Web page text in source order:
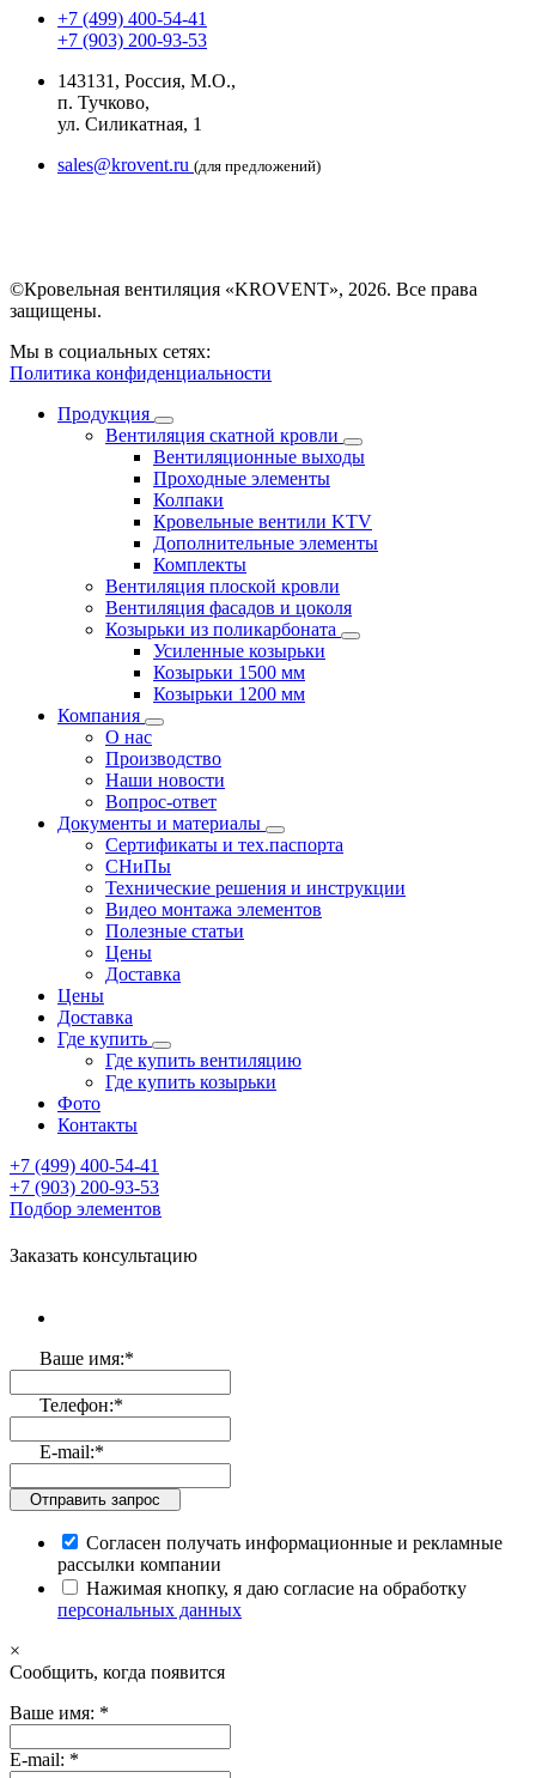
+7 (499) 400-54-41
+7 (903) 200-93-53
143131, Россия, М.О.,
п. Тучково,
ул. Силикатная, 1
sales@krovent.ru (для предложений)
©Кровельная вентиляция «KROVENT», 2026. Все права
защищены.
Мы в социальных сетях:
Политика конфиденциальности
Продукция
Вентиляция скатной кровли
Вентиляционные выходы
Проходные элементы
Колпаки
Кровельные вентили KTV
Дополнительные элементы
Комплекты
Вентиляция плоской кровли
Вентиляция фасадов и цоколя
Козырьки из поликарбоната
Усиленные козырьки
Козырьки 1500 мм
Козырьки 1200 мм
Компания
О нас
Производство
Наши новости
Вопрос-ответ
Документы и материалы
Сертификаты и тех.паспорта
СНиПы
Технические решения и инструкции
Видео монтажа элементов
Полезные статьи
Цены
Доставка
Цены
Доставка
Где купить
Где купить вентиляцию
Где купить козырьки
Фото
Контакты
+7 (499) 400-54-41
+7 (903) 200-93-53
Подбор элементов
Заказать консультацию
Ваше имя:*
Телефон:*
E-mail:*
Отправить запрос
Согласен получать информационные и рекламные
рассылки компании
Нажимая кнопку, я даю согласие на обработку
персональных данных
×
Cообщить, когда появится
Ваше имя: *
E-mail: *